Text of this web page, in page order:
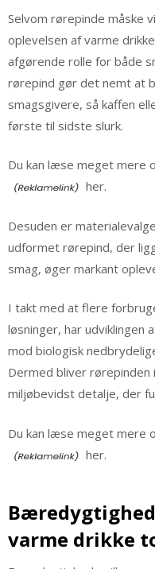
Selvom rørepinde måske
oplevelsen af varme
afgørende rolle for både
rørepind gør det nemt at
smagsgivere, så kaffen
første til sidste slurk.
Du kan læse meget mere
her.
Desuden er
udformet rørepind, der
smag, øger markant
I takt med at flere
løsninger, har udviklingen
mod biologisk
Dermed bliver rørepinden
miljøbevidst detalje, der
Du kan læse meget mere
her.
varme drikke